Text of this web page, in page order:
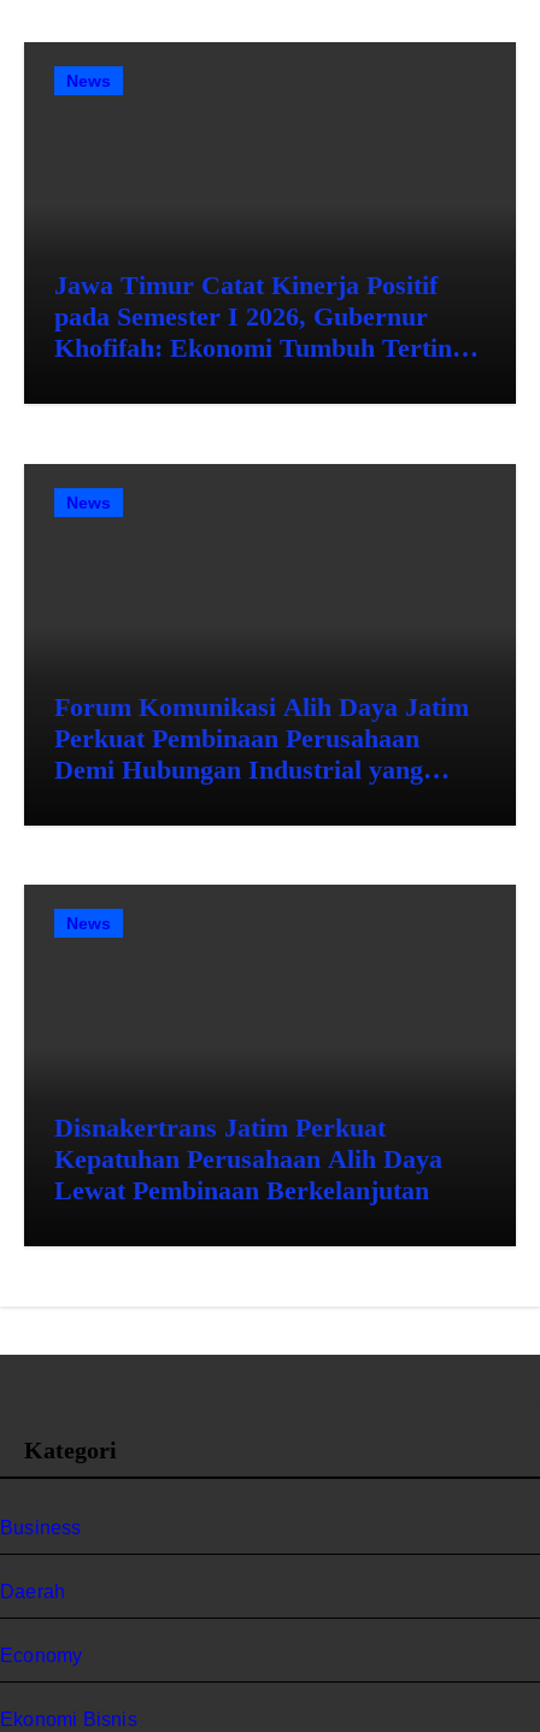
News
Jawa Timur Catat Kinerja Positif
pada Semester I 2026, Gubernur
Khofifah: Ekonomi Tumbuh Tertinggi
Pengangguran Menurun
News
Forum Komunikasi Alih Daya Jatim
Perkuat Pembinaan Perusahaan
Demi Hubungan Industrial yang
News
Disnakertrans Jatim Perkuat
Kepatuhan Perusahaan Alih Daya
Lewat Pembinaan Berkelanjutan
Kategori
Business
Daerah
Economy
Ekonomi Bisnis